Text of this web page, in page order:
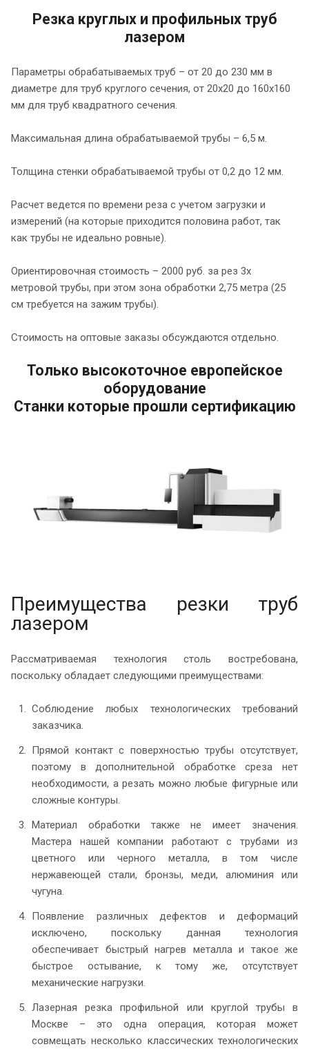
Резка круглых и профильных труб
лазером
Параметры обрабатываемых труб – от 20 до 230 мм в
диаметре для труб круглого сечения, от 20х20 до 160х160
мм для труб квадратного сечения.
Максимальная длина обрабатываемой трубы – 6,5 м.
Толщина стенки обрабатываемой трубы от 0,2 до 12 мм.
Расчет ведется по времени реза с учетом загрузки и
измерений (на которые приходится половина работ, так
как трубы не идеально ровные).
Ориентировочная стоимость – 2000 руб. за рез 3х
метровой трубы, при этом зона обработки 2,75 метра (25
см требуется на зажим трубы).
Стоимость на оптовые заказы обсуждаются отдельно.
Только высокоточное европейское
оборудование
Станки которые прошли сертификацию
Преимущества резки труб
лазером
Рассматриваемая технология столь востребована,
поскольку обладает следующими преимуществами:
Соблюдение любых технологических требований
заказчика.
Прямой контакт с поверхностью трубы отсутствует,
поэтому в дополнительной обработке среза нет
необходимости, а резать можно любые фигурные или
сложные контуры.
Материал обработки также не имеет значения.
Мастера нашей компании работают с трубами из
цветного или черного металла, в том числе
нержавеющей стали, бронзы, меди, алюминия или
чугуна.
Появление различных дефектов и деформаций
исключено, поскольку данная технология
обеспечивает быстрый нагрев металла и такое же
быстрое остывание, к тому же, отсутствует
механические нагрузки.
Лазерная резка профильной или круглой трубы в
Москве – это одна операция, которая может
совмещать несколько классических технологических